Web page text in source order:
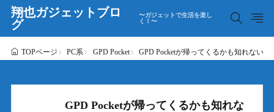
翔也ガジェットブロ
グ
〜ガジェットで生活を楽し
く！〜
TOPページ PC系 GPD Pocket GPD Pocketが帰ってくるかも知れない
GPD Pocketが帰ってくるかも知れな